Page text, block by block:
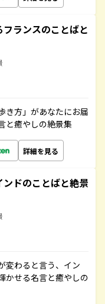
ランスのことばと
き方」があなたにお届
と癒やしの絶景集
詳細を見る
ドのことばと絶景
変わると言う、イン
かせる名言と癒やしの